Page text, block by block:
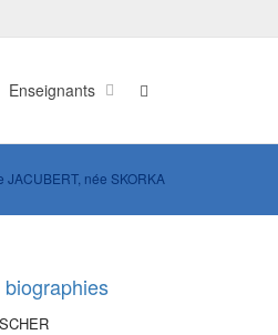
Enseignants
JACUBERT, née SKORKA